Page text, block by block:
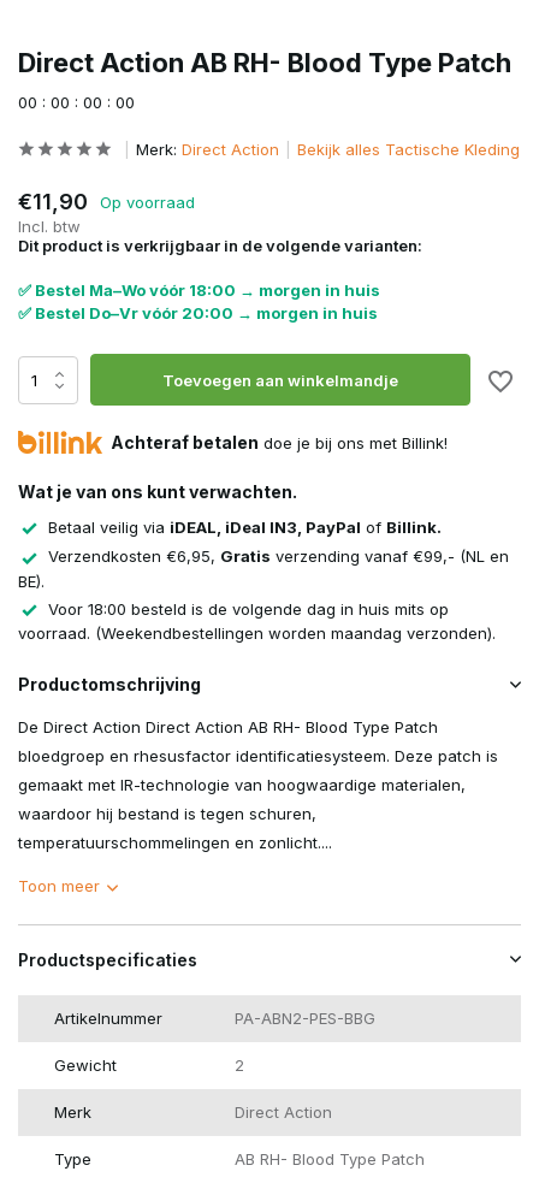
Direct Action AB RH- Blood Type Patch
00 : 00 : 00 : 00
Merk: Direct Action Bekijk alles Tactische Kleding
€11,90
Op voorraad
Incl. btw
Dit product is verkrijgbaar in de volgende varianten:
✅ Bestel Ma–Wo vóór 18:00 → morgen in huis
✅ Bestel Do–Vr vóór 20:00 → morgen in huis
Toevoegen aan winkelmandje
Achteraf betalen doe je bij ons met Billink!
Wat je van ons kunt verwachten.
Betaal veilig via iDEAL, iDeal IN3, PayPal of Billink.
Verzendkosten €6,95, Gratis verzending vanaf €99,- (NL en
BE).
Voor 18:00 besteld is de volgende dag in huis mits op
voorraad. (Weekendbestellingen worden maandag verzonden).
Productomschrijving
De Direct Action Direct Action AB RH- Blood Type Patch
bloedgroep en rhesusfactor identificatiesysteem. Deze patch is
gemaakt met IR-technologie van hoogwaardige materialen,
waardoor hij bestand is tegen schuren,
temperatuurschommelingen en zonlicht....
Toon meer
Productspecificaties
Artikelnummer PA-ABN2-PES-BBG
Gewicht 2
Merk Direct Action
Type AB RH- Blood Type Patch